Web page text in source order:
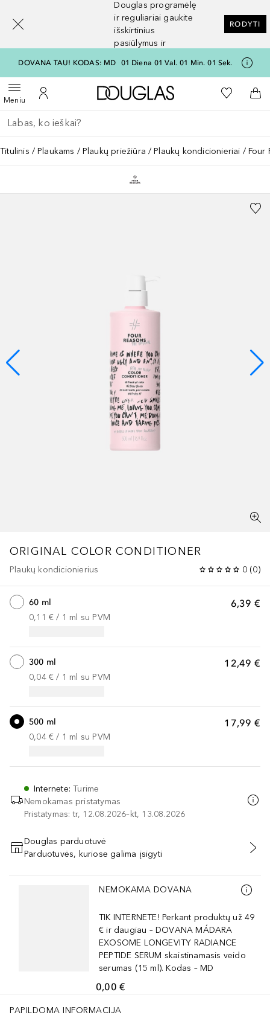
Douglas programėlę
ir reguliariai gaukite
išskirtinius
pasiūlymus ir
RODYTI
DOVANA TAU! KODAS: MD 01 Diena 01 Val. 01 Min. 01 Sek.
MeniuAtidaryti meniuĮ mano paskyrą
Į Douglas pagrindinį
Į mano
Į
Grįžk atgal
Vykdykite paiešką
Titulinis Plaukams Plaukų priežiūra Plaukų kondicionieriai Four
ORIGINAL COLOR CONDITIONER
Plaukų kondicionierius 0 (0)
6,39 €
60 ml
0,11 € / 1 ml su PVM
12,49 €
300 ml
0,04 € / 1 ml su PVM
17,99 €
500 ml
0,04 € / 1 ml su PVM
Internete:Turime
Nemokamas pristatymas
Pristatymas: tr, 12.08.2026–kt, 13.08.2026
PRIDĖTI Į KREPŠELĮ
Douglas parduotuvė
Parduotuvės, kuriose galima įsigyti
Praleisti slankiklį
NEMOKAMA DOVANA
TIK INTERNETE! Perkant produktų už 49
€ ir daugiau – DOVANA MÁDARA
EXOSOME LONGEVITY RADIANCE
PEPTIDE SERUM skaistinamasis veido
serumas (15 ml). Kodas – MD
0,00 €
PAPILDOMA INFORMACIJA
[navigation.slideout.screenreader]